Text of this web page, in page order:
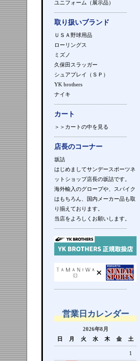
ユニフォーム（展示品）
取り扱いブランド
ＵＳＡ野球用品
ローリングス
ミズノ
久保田スラッガー
シュアプレイ（ＳＰ）
YK brothers
ナイキ
カート
＞＞カートの中を見る
店長のコーナー
坂詰
はじめましてサンデースポーツネ
ットショップ店長の坂詰です。
海外輸入のグローブや、スパイク
はもちろん、国内メーカー品も取
り揃えております。
当店をよろしくお願いします。
営業日カレンダー
2026年8月
日
月 火 水 木 金 土
1